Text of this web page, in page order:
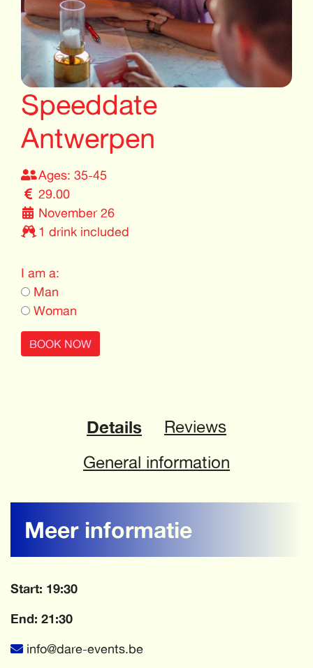
Speeddate
Antwerpen
Ages: 35-45
29.00
November 26
1 drink included
I am a:
Man
Woman
BOOK NOW
Details
Reviews
General information
Meer informatie
Start: 19:30
End: 21:30
info@dare-events.be